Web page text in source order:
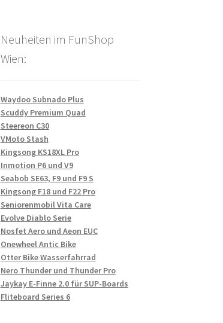
Neuheiten im FunShop
Wien:
Waydoo Subnado Plus
Scuddy Premium Quad
Steereon C30
VMoto Stash
Kingsong KS18XL Pro
Inmotion P6 und V9
Seabob SE63, F9 und F9 S
Kingsong F18 und F22 Pro
Seniorenmobil Vita Care
Evolve Diablo Serie
Nosfet Aero und Aeon EUC
Onewheel Antic Bike
Otter Bike Wasserfahrrad
Nero Thunder und Thunder Pro
Jaykay E-Finne 2.0 für SUP-Boards
Fliteboard Series 6